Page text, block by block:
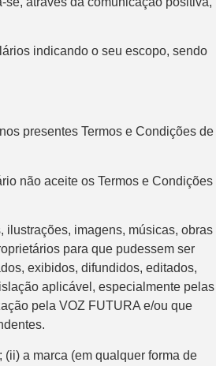
indicando o seu escopo, sendo
presentes Termos e Condições de
não aceite os Termos e Condições
imagens, músicas, obras
para que pudessem ser
exibidos, difundidos, editados,
aplicável, especialmente pelas
pela VOZ FUTURA e/ou que
a marca (em qualquer forma de